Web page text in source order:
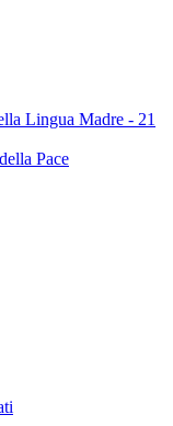
Lingua Madre - 21
Pace